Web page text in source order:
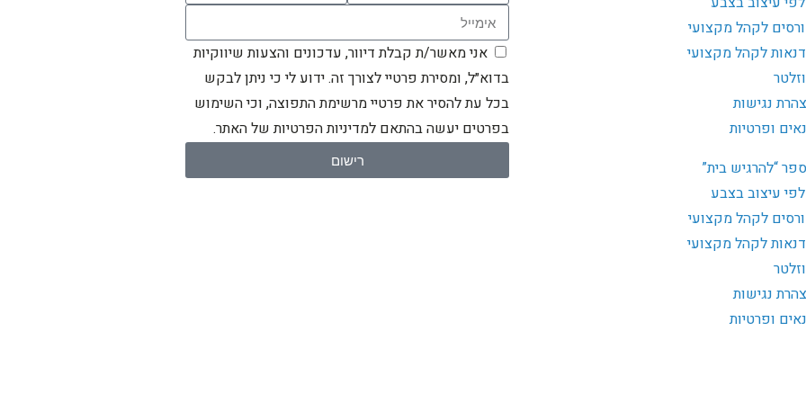
לקהל מקצועי
לקהל מקצועי
נגישות
ופרטיות
“להרגיש בית”
עיצוב בצבע
לקהל מקצועי
לקהל מקצועי
נגישות
ופרטיות
אני מאשר/ת קבלת דיוור, עדכונים והצעות שיווקיות
בדוא״ל, ומסירת פרטיי לצורך זה. ידוע לי כי ניתן לבקש
בכל עת להסיר את פרטיי מרשימת התפוצה, וכי השימוש
בפרטים יעשה בהתאם למדיניות הפרטיות של האתר.
רישום